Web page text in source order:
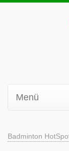
Menü
Badminton